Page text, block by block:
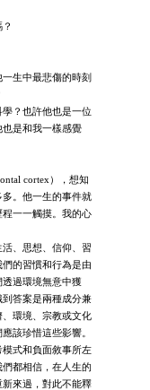
生中最悲傷的時刻
？也許他也是一位
是和我一樣感覺
cortex），想知
。他一生的事件就
一一觸摸。我的心
、思想、信仰、習
的習慣和行為是由
過環境無意中獲
答案是兩種成分兼
環境、宗教或文化
該珍惜這些影響。
式和負面敘事所左
都相信，在人生的
來過，對此不能釋